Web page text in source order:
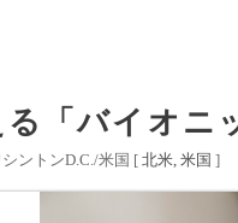
「バイオニ
ントンD.C./米国 [北米 米国 ]